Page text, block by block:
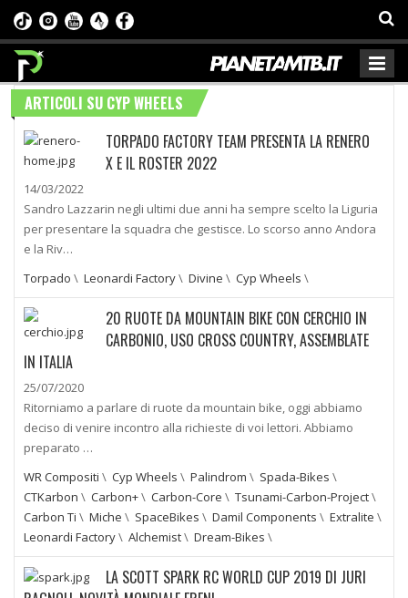
ARTICOLI SU CYP WHEELS
TORPADO FACTORY TEAM PRESENTA LA RENERO
X E IL ROSTER 2022
14/03/2022
Sandro Lazzarin negli ultimi due anni ha sempre scelto la Liguria
per presentare la squadra che gestisce. Lo scorso anno Andora
e la Riv…
Torpado \ Leonardi Factory\ Divine \ Cyp Wheels \
20 RUOTE DA MOUNTAIN BIKE CON CERCHIO IN
CARBONIO, USO CROSS COUNTRY, ASSEMBLATE
IN ITALIA
25/07/2020
Ritorniamo a parlare di ruote da mountain bike, oggi abbiamo
deciso di venire incontro alla richieste di voi lettori. Abbiamo
preparato …
WR Compositi \ Cyp Wheels \ Palindrom \ Spada-Bikes \
CTKarbon \ Carbon+\ Carbon-Core \ Tsunami-Carbon-Project\
Carbon Ti \ Miche \ SpaceBikes \ Damil Components \ Extralite \
Leonardi Factory\ Alchemist\ Dream-Bikes \
LA SCOTT SPARK RC WORLD CUP 2019 DI JURI